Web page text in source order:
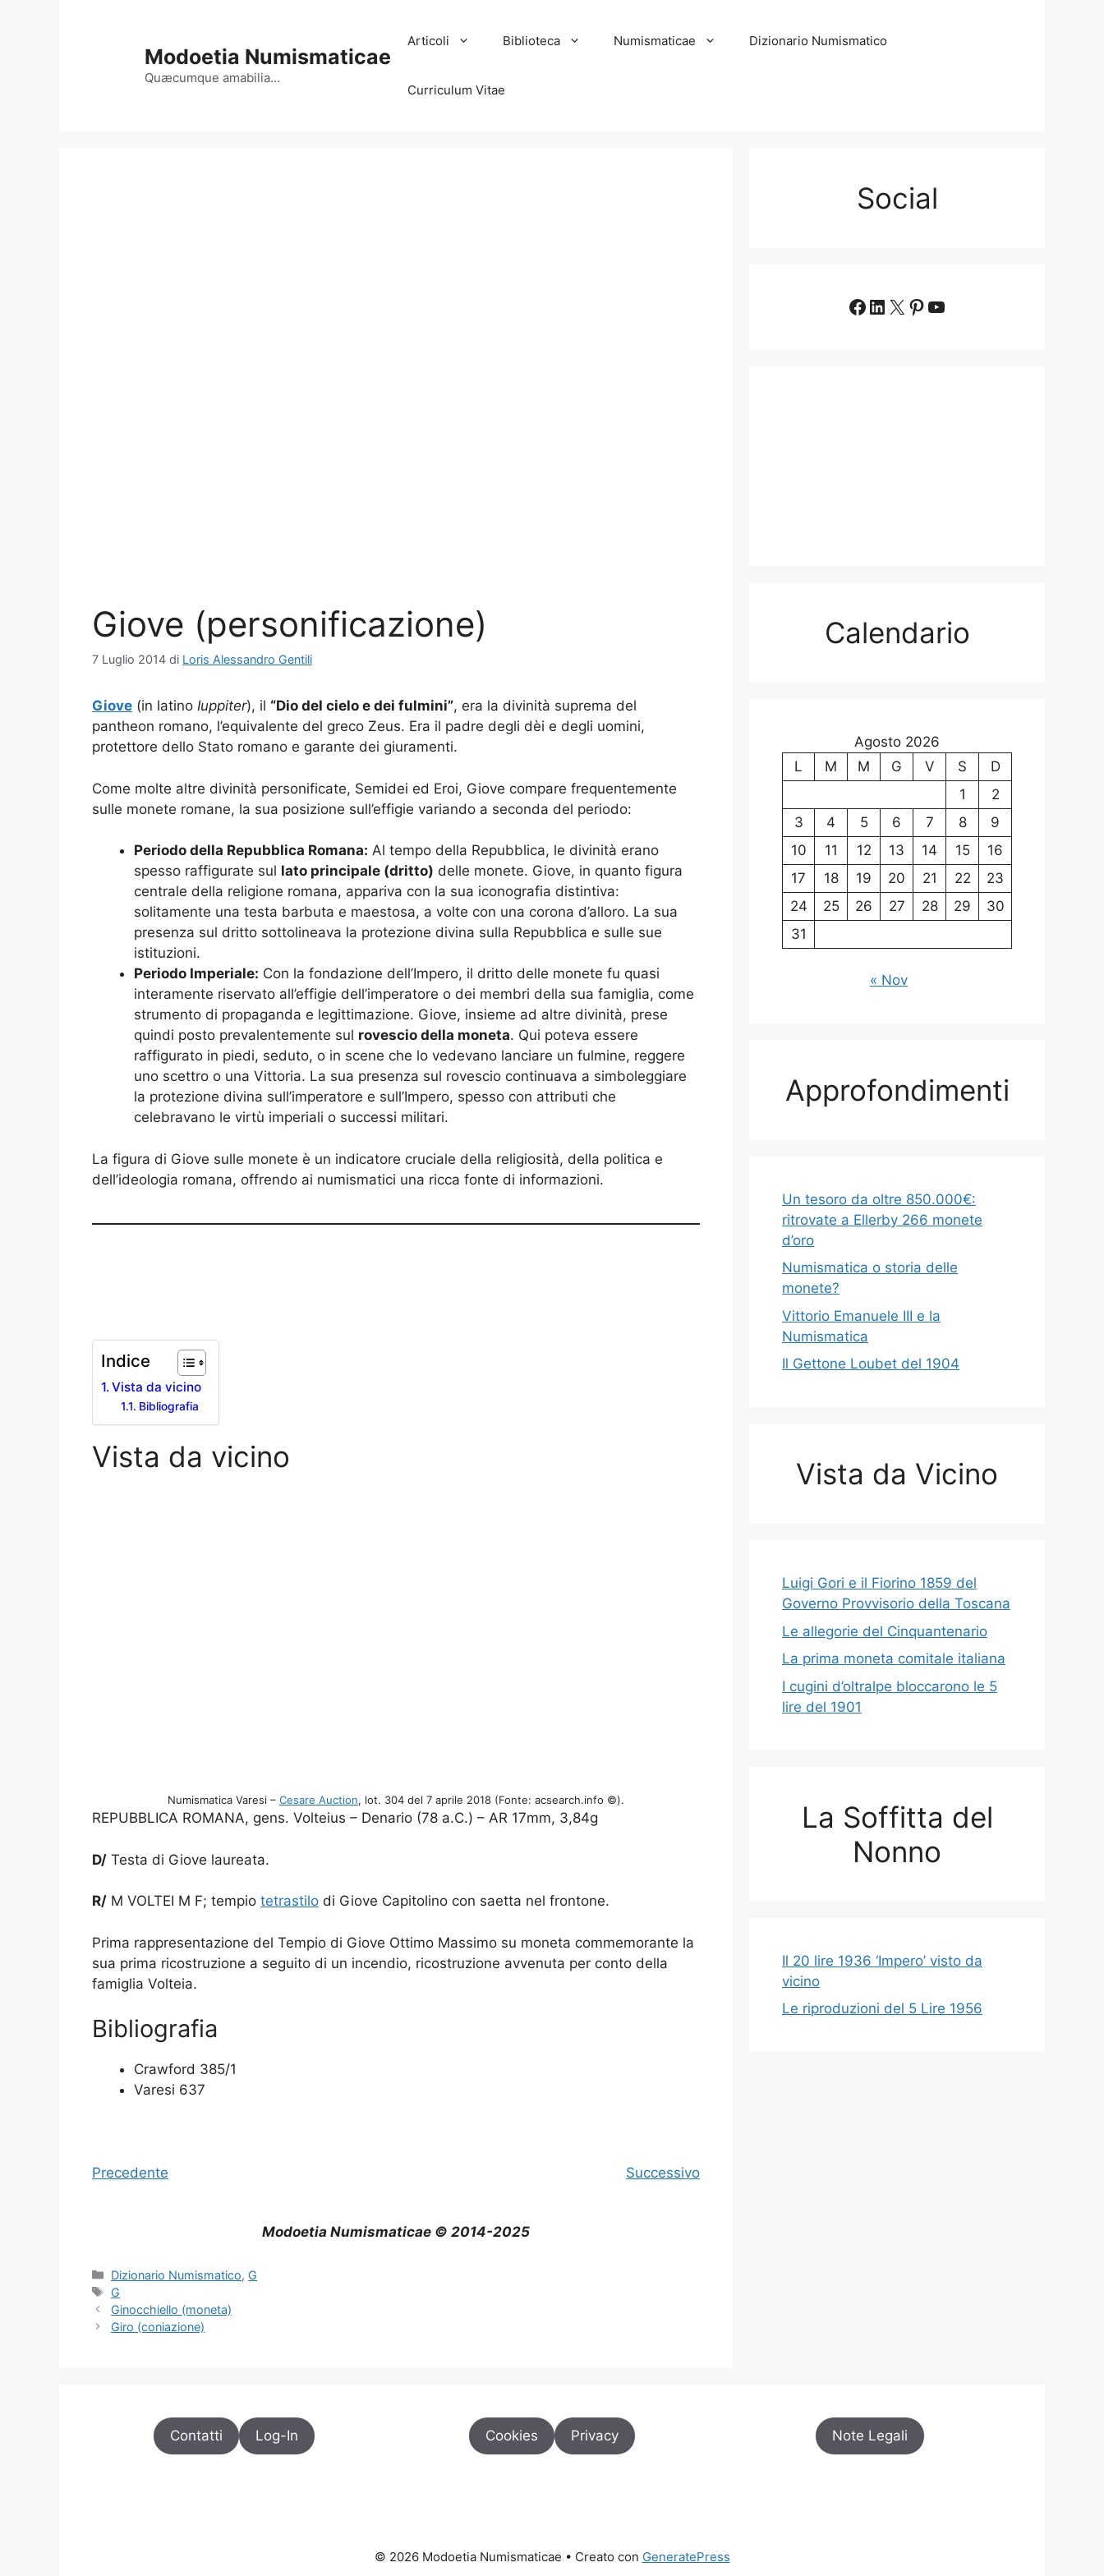
Modoetia Numismaticae
Quæcumque amabilia…
Articoli Biblioteca Numismaticae Dizionario Numismatico
Curriculum Vitae
Giove (personificazione)
7 Luglio 2014 di Loris Alessandro Gentili
Giove (in latino Iuppiter), il “Dio del cielo e dei fulmini”, era la divinità suprema del
pantheon romano, l’equivalente del greco Zeus. Era il padre degli dèi e degli uomini,
protettore dello Stato romano e garante dei giuramenti.
Come molte altre divinità personificate, Semidei ed Eroi, Giove compare frequentemente
sulle monete romane, la sua posizione sull’effigie variando a seconda del periodo:
Periodo della Repubblica Romana: Al tempo della Repubblica, le divinità erano
spesso raffigurate sul lato principale (dritto) delle monete. Giove, in quanto figura
centrale della religione romana, appariva con la sua iconografia distintiva:
solitamente una testa barbuta e maestosa, a volte con una corona d’alloro. La sua
presenza sul dritto sottolineava la protezione divina sulla Repubblica e sulle sue
istituzioni.
Periodo Imperiale: Con la fondazione dell’Impero, il dritto delle monete fu quasi
interamente riservato all’effigie dell’imperatore o dei membri della sua famiglia, come
strumento di propaganda e legittimazione. Giove, insieme ad altre divinità, prese
quindi posto prevalentemente sul rovescio della moneta. Qui poteva essere
raffigurato in piedi, seduto, o in scene che lo vedevano lanciare un fulmine, reggere
uno scettro o una Vittoria. La sua presenza sul rovescio continuava a simboleggiare
la protezione divina sull’imperatore e sull’Impero, spesso con attributi che
celebravano le virtù imperiali o successi militari.
La figura di Giove sulle monete è un indicatore cruciale della religiosità, della politica e
dell’ideologia romana, offrendo ai numismatici una ricca fonte di informazioni.
Indice
Vista da vicino
Bibliografia
Vista da vicino
Numismatica Varesi – Cesare Auction, lot. 304 del 7 aprile 2018 (Fonte: acsearch.info ©).
REPUBBLICA ROMANA, gens. Volteius – Denario (78 a.C.) – AR 17mm, 3,84g
D/ Testa di Giove laureata.
R/ M VOLTEI M F; tempio tetrastilo di Giove Capitolino con saetta nel frontone.
Prima rappresentazione del Tempio di Giove Ottimo Massimo su moneta commemorante la
sua prima ricostruzione a seguito di un incendio, ricostruzione avvenuta per conto della
famiglia Volteia.
Bibliografia
Crawford 385/1
Varesi 637
Precedente Successivo
Modoetia Numismaticae © 2014-2025
Categorie
Dizionario Numismatico, G
Tag
G
Ginocchiello (moneta)
Giro (coniazione)
Social
Facebook
LinkedIn
X Pinterest
YouTube
Calendario
Agosto 2026
L
M M G V S
D
1
2
3
4 5 6 7 8
9
10
11 12 13 14 15
16
17
18 19 20 21 22
23
24
25 26 27 28 29
30
31
« Nov
Approfondimenti
Un tesoro da oltre 850.000€:
ritrovate a Ellerby 266 monete
d’oro
Numismatica o storia delle
monete?
Vittorio Emanuele III e la
Numismatica
Il Gettone Loubet del 1904
Vista da Vicino
Luigi Gori e il Fiorino 1859 del
Governo Provvisorio della Toscana
Le allegorie del Cinquantenario
La prima moneta comitale italiana
I cugini d’oltralpe bloccarono le 5
lire del 1901
La Soffitta del
Nonno
Il 20 lire 1936 ‘Impero’ visto da
vicino
Le riproduzioni del 5 Lire 1956
Contatti Log-In Cookies Privacy Note Legali
© 2026 Modoetia Numismaticae • Creato con GeneratePress